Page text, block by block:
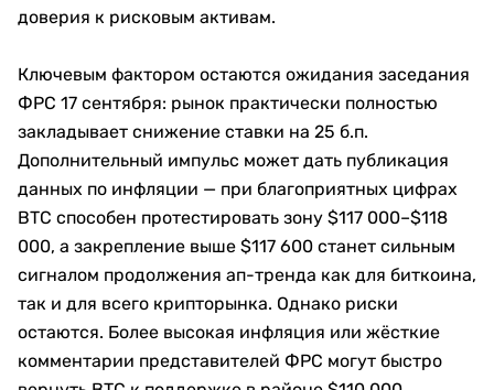
доверия к рисковым активам.
Ключевым фактором остаются ожидания заседания
ФРС 17 сентября: рынок практически полностью
закладывает снижение ставки на 25 б.п.
Дополнительный импульс может дать публикация
данных по инфляции — при благоприятных цифрах
BTC способен протестировать зону $117 000–$118
000, а закрепление выше $117 600 станет сильным
сигналом продолжения ап-тренда как для биткоина,
так и для всего крипторынка. Однако риски
остаются. Более высокая инфляция или жёсткие
комментарии представителей ФРС могут быстро